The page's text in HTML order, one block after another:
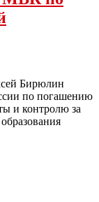
Бирюлин
по погашению
и контролю за